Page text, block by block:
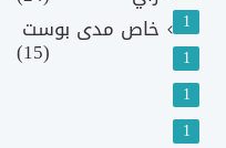
1
1
1
1
خاص مدى بوست
(15)